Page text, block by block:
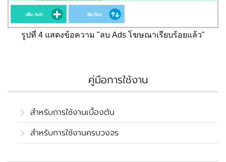
รูปที่ 4 แสดงข้อความ "ลบ Ads โฆษณาเรียบร้อยแล้ว"
คู่มือการใช้งาน
สำหรับการใช้งานเบื้องต้น
สำหรับการใช้งานครบวงจร